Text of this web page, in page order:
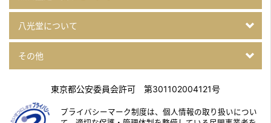
八光堂について
その他
東京都公安委員会許可 第301102004121号
プライバシーマーク制度は、個人情報の取り扱いについ